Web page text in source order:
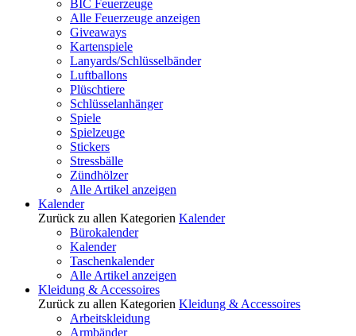
BIC Feuerzeuge
Alle Feuerzeuge anzeigen
Giveaways
Kartenspiele
Lanyards/Schlüsselbänder
Luftballons
Plüschtiere
Schlüsselanhänger
Spiele
Spielzeuge
Stickers
Stressbälle
Zündhölzer
Alle Artikel anzeigen
Kalender
Zurück zu allen Kategorien Kalender
Bürokalender
Kalender
Taschenkalender
Alle Artikel anzeigen
Kleidung & Accessoires
Zurück zu allen Kategorien Kleidung & Accessoires
Arbeitskleidung
Armbänder